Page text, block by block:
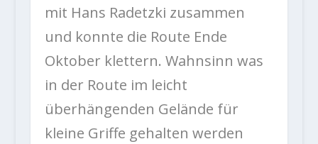
mit Hans Radetzki zusammen
und konnte die Route Ende
Oktober klettern. Wahnsinn was
in der Route im leicht
überhängenden Gelände für
kleine Griffe gehalten werden